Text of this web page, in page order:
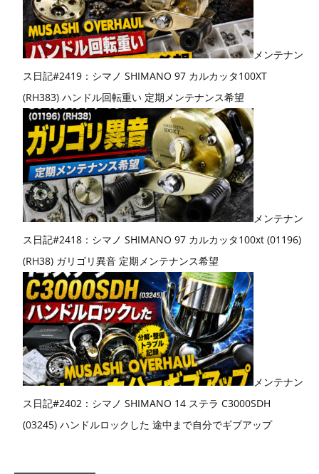
メンテナン
ス日記#2419：シマノ SHIMANO 97 カルカッタ100XT
(RH383) ハンドル回転重い 定期メンテナンス希望
メンテナン
ス日記#2418：シマノ SHIMANO 97 カルカッタ100xt (01196)
(RH38) ガリゴリ異音 定期メンテナンス希望
メンテナン
ス日記#2402：シマノ SHIMANO 14 ステラ C3000SDH
(03245) ハンドルロックした 途中まで自分でギブアップ